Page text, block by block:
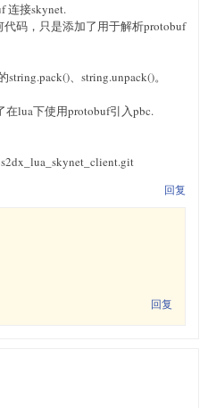
连接skynet.
码，只是添加了用于解析protobuf
、string.unpack()。
在lua下使用protobuf引入pbc.
回复
回复